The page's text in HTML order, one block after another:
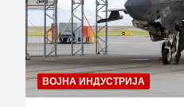
ВОЈНА ИНДУСТРИЈА